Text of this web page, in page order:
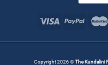
Copyright 2026 ©The Kundalini